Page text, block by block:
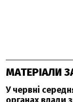
МАТЕРІАЛИ
У червні